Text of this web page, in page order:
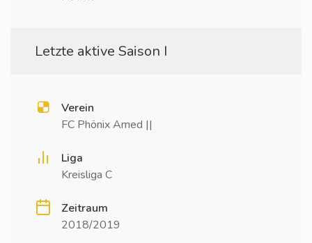
Letzte aktive Saison I
Verein
FC Phönix Amed ||
Liga
Kreisliga C
Zeitraum
2018/2019